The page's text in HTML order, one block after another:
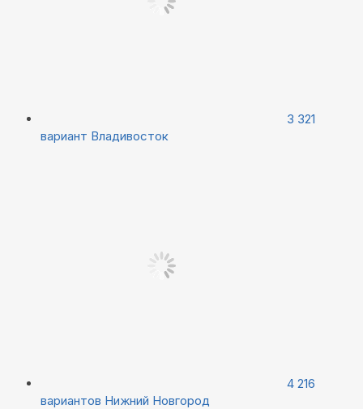
3 321
вариант Владивосток
4 216
вариантов Нижний Новгород